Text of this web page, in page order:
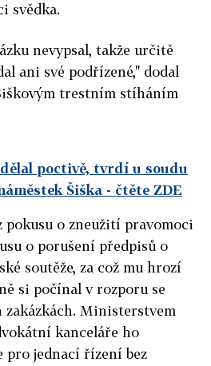
svědka.
nevypsal, takže určitě
ani své podřízené," dodal
trestním stíháním
poctivě, tvrdí u soudu
Šiška - čtěte ZDE
pokusu o zneužití pravomoci
o porušení předpisů o
soutěže, za což mu hrozí
si počínal v rozporu se
zakázkách. Ministerstvem
kanceláře ho
pro jednací řízení bez